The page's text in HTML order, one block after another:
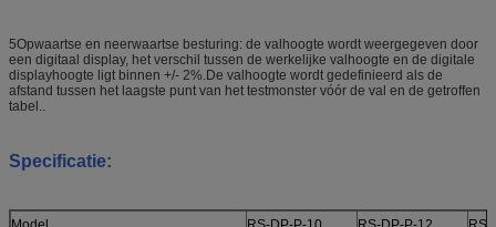
5Opwaartse en neerwaartse besturing: de valhoogte wordt weergegeven door
een digitaal display, het verschil tussen de werkelijke valhoogte en de digitale
displayhoogte ligt binnen +/- 2%.De valhoogte wordt gedefinieerd als de
afstand tussen het laagste punt van het testmonster vóór de val en de getroffen
tabel..
Specificatie: